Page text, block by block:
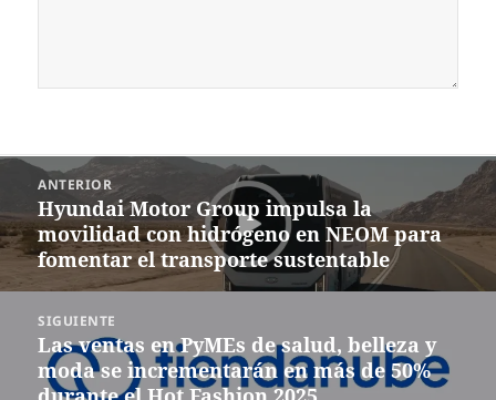
Navegación
entradas
ANTERIOR
Entrada
anterior:
Hyundai Motor Group impulsa la
movilidad con hidrógeno en NEOM para
fomentar el transporte sustentable
SIGUIENTE
Siguiente
entrada:
Las ventas en PyMEs de salud, belleza y
moda se incrementarán en más de 50%